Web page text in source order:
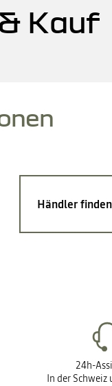
Kauf
Händler finden
24h-
In der Schweiz